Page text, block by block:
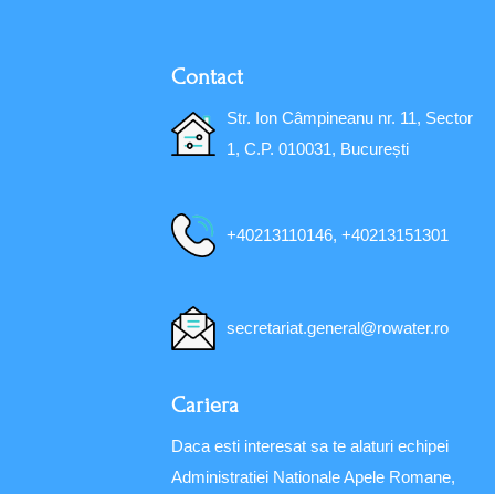
Contact
Str. Ion Câmpineanu nr. 11, Sector
1, C.P. 010031, București
+40213110146, +40213151301
secretariat.general@rowater.ro
Cariera
Daca esti interesat sa te alaturi echipei
Administratiei Nationale Apele Romane,